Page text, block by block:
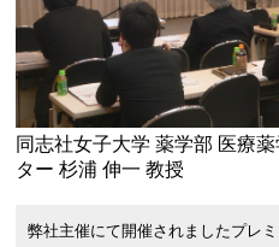
同志社女子大学 薬学部 医療
ター 杉浦 伸一 教授
弊社主催にて開催されましたプレ